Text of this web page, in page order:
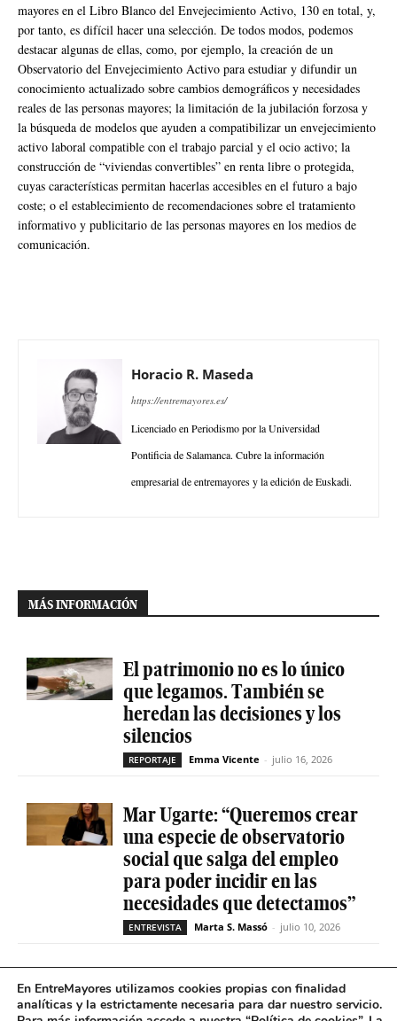
mayores en el Libro Blanco del Envejecimiento Activo, 130 en total, y,
por tanto, es difícil hacer una selección. De todos modos, podemos
destacar algunas de ellas, como, por ejemplo, la creación de un
Observatorio del Envejecimiento Activo para estudiar y difundir un
conocimiento actualizado sobre cambios demográficos y necesidades
reales de las personas mayores; la limitación de la jubilación forzosa y
la búsqueda de modelos que ayuden a compatibilizar un envejecimiento
activo laboral compatible con el trabajo parcial y el ocio activo; la
construcción de “viviendas convertibles” en renta libre o protegida,
cuyas características permitan hacerlas accesibles en el futuro a bajo
coste; o el establecimiento de recomendaciones sobre el tratamiento
informativo y publicitario de las personas mayores en los medios de
comunicación.
Horacio R. Maseda
https://entremayores.es/
Licenciado en Periodismo por la Universidad
Pontificia de Salamanca. Cubre la información
empresarial de entremayores y la edición de Euskadi.
MÁS INFORMACIÓN
El patrimonio no es lo único
que legamos. También se
heredan las decisiones y los
silencios
REPORTAJE Emma Vicente - julio 16, 2026
Mar Ugarte: “Queremos crear
una especie de observatorio
social que salga del empleo
para poder incidir en las
necesidades que detectamos”
ENTREVISTA Marta S. Massó - julio 10, 2026
María José Segarra Crespo:
“La palabra mágica debe ser
En EntreMayores utilizamos cookies propias con finalidad
analíticas y la estrictamente necesaria para dar nuestro servicio.